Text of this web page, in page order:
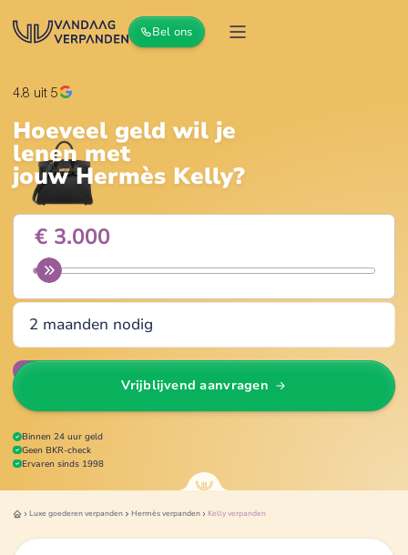
Bel ons
4.8 uit 5
Hoeveel geld wil je
lenen met
jouw Hermès Kelly?
Wijzig
Vrijblijvend aanvragen
Binnen 24 uur geld
Geen BKR-check
Ervaren sinds 1998
Luxe goederen verpanden Hermèsverpanden Kelly verpanden